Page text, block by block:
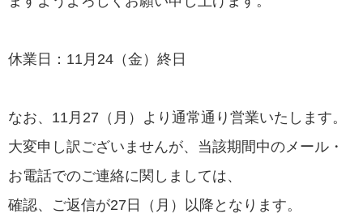
休業日：11月24（金）終日
なお、11月27（月）より通常通り営業いたします。
大変申し訳ございませんが、当該期間中のメール・
お電話でのご連絡に関しましては、
確認、ご返信が27日（月）以降となります。